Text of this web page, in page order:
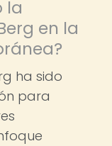
la
en la
ha sido
para